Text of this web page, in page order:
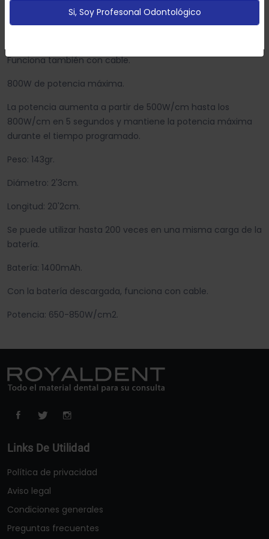
Funciona también con cable.
800W de potencia máxima.
La potencia aumenta a partir de 500W/cm hasta los
800W/cm en 5 segundos y mantiene la potencia máxima
durante el tiempo programado.
Peso: 143gr.
Diámetro: 2'3cm.
Longitud: 20'2cm.
Se puede utilizar hasta 200 veces en una misma carga de la
batería.
Batería: 1400mAh.
Con la batería descargada, funciona con cable.
Potencia: 650-850W/cm2.
Links De Utilidad
Política de privacidad
Aviso legal
Condiciones generales
Preguntas frecuentes
Si, Soy Profesonal Odontológico